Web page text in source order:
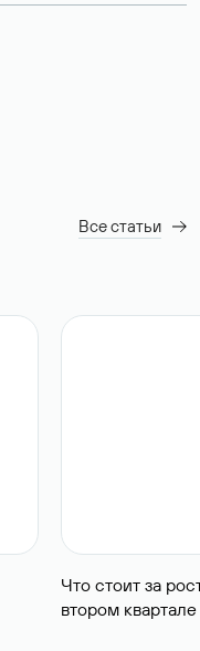
Все статьи
Что стоит за
втором